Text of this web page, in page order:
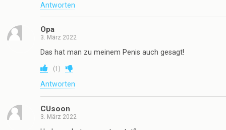
Antworten
Opa
3. März 2022
Das hat man zu meinem Penis auch gesagt!
(1 )
Antworten
CUsoon
3. März 2022